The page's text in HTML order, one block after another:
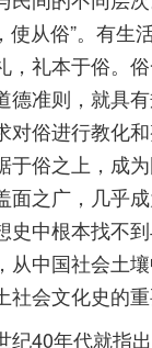
使从俗”。有生
，礼本于俗。
德准则，就具
对俗进行教化
于俗之上，成
面之广，几乎
中根本找不到
从中国社会土
会文化史的重
纪40年代就指